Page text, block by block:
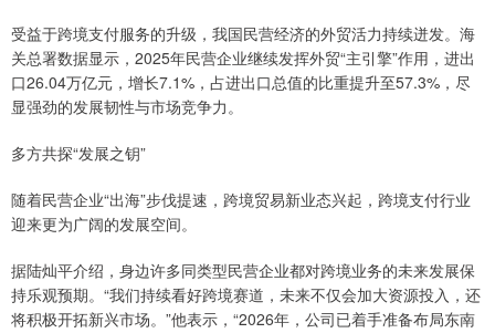
受益于跨境支付服务的升级，我国民营经济的外贸活力持续迸发。海
关总署数据显示，2025年民营企业继续发挥外贸“主引擎”作用，进出
口26.04万亿元，增长7.1%，占进出口总值的比重提升至57.3%，尽
显强劲的发展韧性与市场竞争力。
多方共探“发展之钥”
随着民营企业“出海”步伐提速，跨境贸易新业态兴起，跨境支付行业
迎来更为广阔的发展空间。
据陆灿平介绍，身边许多同类型民营企业都对跨境业务的未来发展保
持乐观预期。“我们持续看好跨境赛道，未来不仅会加大资源投入，还
将积极开拓新兴市场。”他表示，“2026年，公司已着手准备布局东南